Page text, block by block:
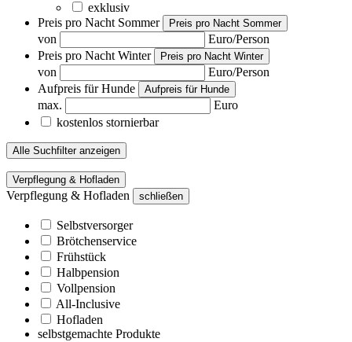
exklusiv
Preis pro Nacht Sommer
Preis pro Nacht Sommer
von
Euro/Person
Preis pro Nacht Winter
Preis pro Nacht Winter
von
Euro/Person
Aufpreis für Hunde
Aufpreis für Hunde
max.
Euro
kostenlos stornierbar
Alle Suchfilter anzeigen
Verpflegung & Hofladen
Verpflegung & Hofladen schließen
Selbstversorger
Brötchenservice
Frühstück
Halbpension
Vollpension
All-Inclusive
Hofladen
selbstgemachte Produkte